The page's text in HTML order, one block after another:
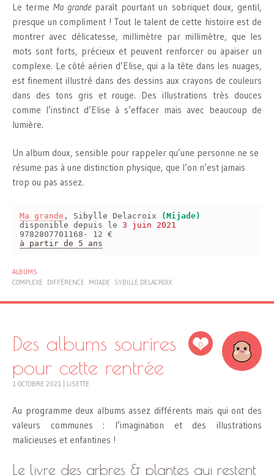
Le termeMa grande paraît pourtant un sobriquet doux, gentil,
presque un compliment ! Tout le talent de cette histoire est de
montrer avec délicatesse, millimètre par millimètre, que les
mots sont forts, précieux et peuvent renforcer ou apaiser un
complexe. Le côté aérien d’Elise, qui a la tête dans les nuages,
est finement illustré dans des dessins aux crayons de couleurs
dans des tons gris et rouge. Des illustrations très douces
comme l’instinct d’Elise à s’effacer mais avec beaucoup de
lumière.
Un album doux, sensible pour rappeler qu’une personne ne se
résume pas à une distinction physique, que l’on n’est jamais
trop ou pas assez.
Ma grande , Sibylle Delacroix
(Mijade)
disponible depuis le 3 juin 2021
9782807701168- 12 €
à partir de 5 ans
ALBUMS
COMPLEXE
DIFFÉRENCE MIJADE SYBILLE DELACROIX
0
Des albums sourires
pour cette rentrée
1 OCTOBRE 2021 LISETTE
Au programme deux albums assez différents mais qui ont des
valeurs communes : l’imagination et des illustrations
malicieuses et enfantines !
Le livre des arbres & plantes qui restent